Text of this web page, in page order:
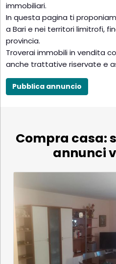
immobiliari.
In questa pagina ti
a Bari e nei territori limitrofi,
provincia.
Troverai immobili in vendita
anche trattative riservate e
Pubblica annuncio
Compra casa:
annunci